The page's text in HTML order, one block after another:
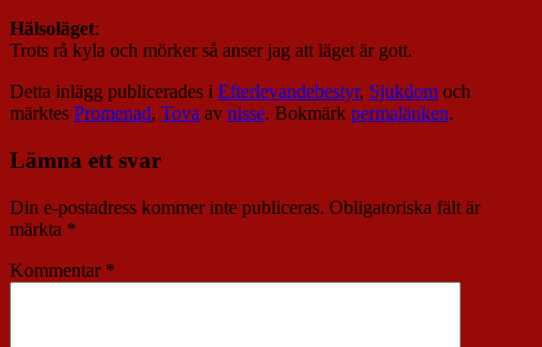
Hälsoläget:
Trots rå kyla och mörker så anser jag att läget är gott.
Detta inlägg publicerades i Efterlevandebestyr, Sjukdom och
märktes Promenad, Tova av nisse. Bokmärk permalänken.
Lämna ett svar
Din e-postadress kommer inte publiceras. Obligatoriska fält är
märkta *
Kommentar *